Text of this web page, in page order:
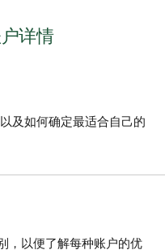
详情
及如何确定最适合自己的
，以便了解每种账户的优